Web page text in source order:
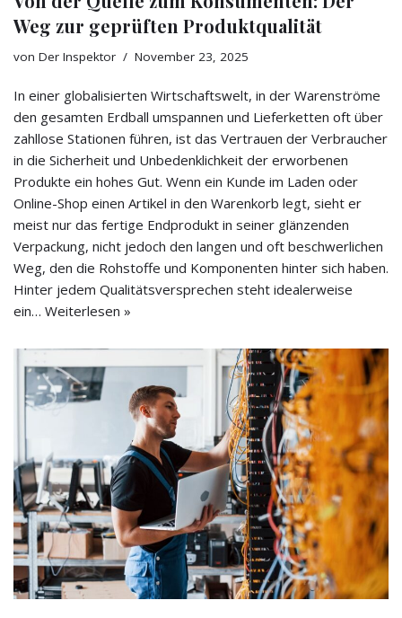
Weg zur geprüften Produktqualität
von Der Inspektor November 23, 2025
In einer globalisierten Wirtschaftswelt, in der Warenströme
den gesamten Erdball umspannen und Lieferketten oft über
zahllose Stationen führen, ist das Vertrauen der Verbraucher
in die Sicherheit und Unbedenklichkeit der erworbenen
Produkte ein hohes Gut. Wenn ein Kunde im Laden oder
Online-Shop einen Artikel in den Warenkorb legt, sieht er
meist nur das fertige Endprodukt in seiner glänzenden
Verpackung, nicht jedoch den langen und oft beschwerlichen
Weg, den die Rohstoffe und Komponenten hinter sich haben.
Hinter jedem Qualitätsversprechen steht idealerweise
ein… Weiterlesen »